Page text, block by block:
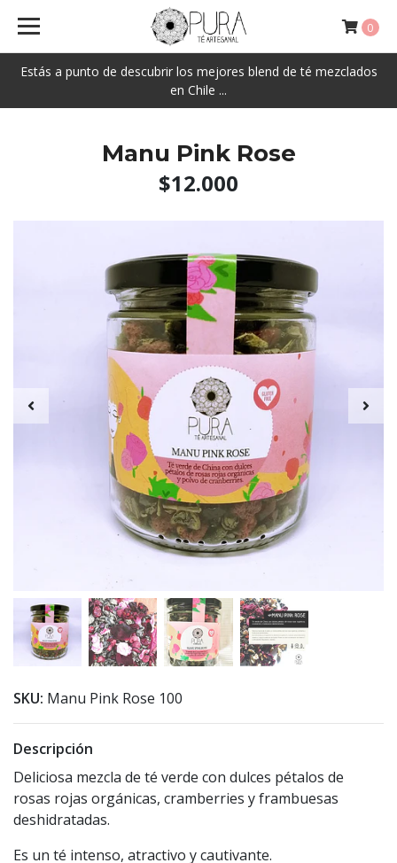
Estás a punto de descubrir los mejores blend de té mezclados
en Chile ...
0
Manu Pink Rose
$12.000
SKU: Manu Pink Rose 100
Descripción
Deliciosa mezcla de té verde con dulces pétalos de
rosas rojas orgánicas, cramberries y frambuesas
deshidratadas.
Es un té intenso, atractivo y cautivante.